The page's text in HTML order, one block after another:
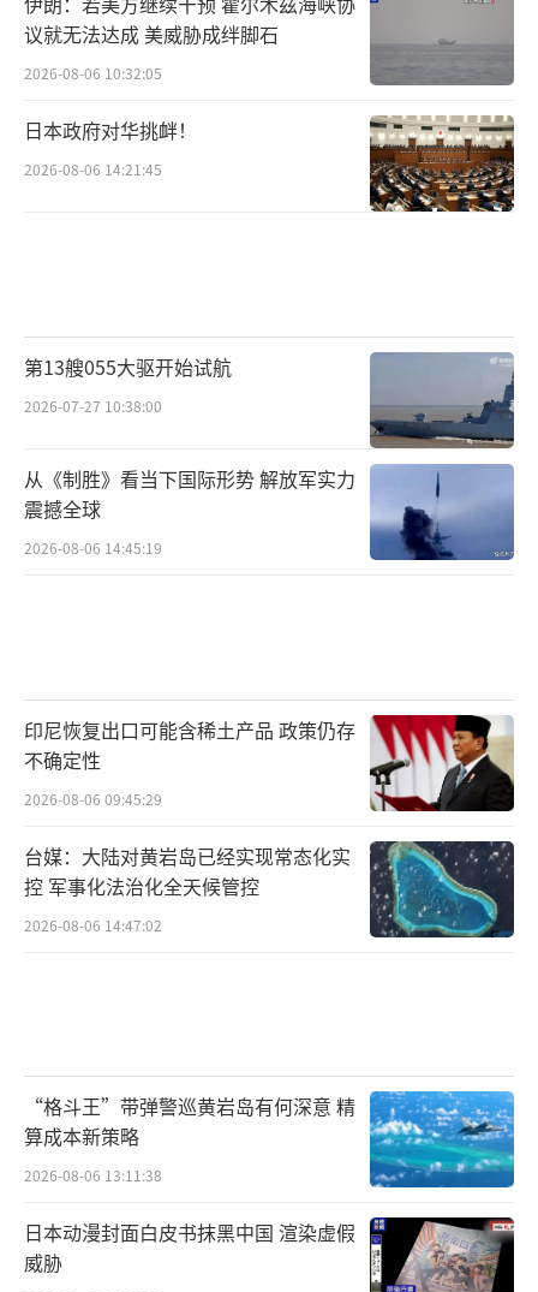
议就无法达成 美威胁成绊脚石
2026-08-06 10:32:05
日本政府对华挑衅！
2026-08-06 14:21:45
第13艘055大驱开始试航
2026-07-27 10:38:00
从《制胜》看当下国际形势 解放军实力
震撼全球
2026-08-06 14:45:19
印尼恢复出口可能含稀土产品 政策仍存
不确定性
2026-08-06 09:45:29
台媒：大陆对黄岩岛已经实现常态化实
控 军事化法治化全天候管控
2026-08-06 14:47:02
“格斗王”带弹警巡黄岩岛有何深意 精
算成本新策略
2026-08-06 13:11:38
日本动漫封面白皮书抹黑中国 渲染虚假
威胁